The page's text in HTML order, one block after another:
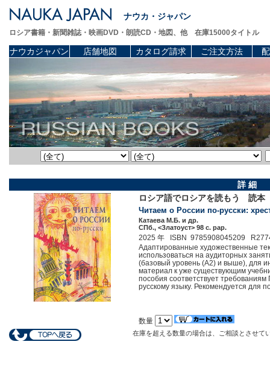
ナウカ・ジャパン
ロシア書籍・新聞雑誌・映画DVD・朗読CD・地図、他 在庫15000タイトル
ナウカジャパン 店舗地図 カタログ請求 ご注文方法
詳 細
ロシア語でロシアを読もう 読
Читаем о России по-русски:
Катаева М.Б. и др.
СПб., <Златоуст> 98 c. pap.
2025 年 ISBN 9785908045209
Адаптированные художественные
использоваться на аудиторных
(базовый уровень (А2) и выше), для
материал к уже существующим
пособия соответствует
русскому языку. Рекомендуется для
数量
在庫を超える数量の場合は、ご相談とさせて